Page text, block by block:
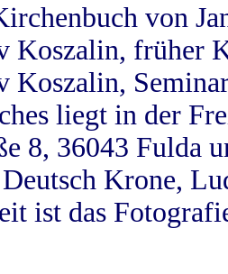
von
Koszalin, früher
Koszalin,
liegt in der
8, 36043 Fulda
Krone,
ist das